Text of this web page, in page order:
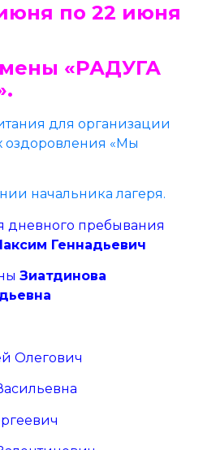
по 22 июня
«РАДУГА
для организации
оздоровления «Мы
начальника лагеря.
дневного пребывания
Геннадьевич
Зиатдинова
Олегович